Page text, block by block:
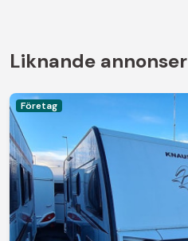
Liknande annonser
Företag